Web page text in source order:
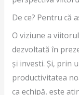
De ce? Pentru că
O viziune a
dezvoltată în
și investi. Și, prin
productivitatea
ca echipă, este